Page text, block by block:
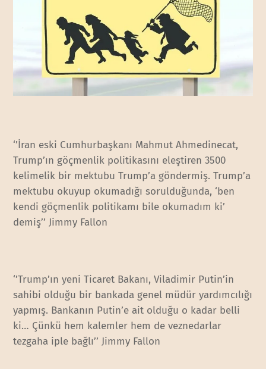
‘’İran eski Cumhurbaşkanı Mahmut Ahmedinecat,
Trump’ın göçmenlik politikasını eleştiren 3500
kelimelik bir mektubu Trump’a göndermiş. Trump’a
mektubu okuyup okumadığı sorulduğunda, ‘ben
kendi göçmenlik politikamı bile okumadım ki’
demiş’’ Jimmy Fallon
‘’Trump’ın yeni Ticaret Bakanı, Viladimir Putin’in
sahibi olduğu bir bankada genel müdür yardımcılığı
yapmış. Bankanın Putin’e ait olduğu o kadar belli
ki… Çünkü hem kalemler hem de veznedarlar
tezgaha iple bağlı’’ Jimmy Fallon